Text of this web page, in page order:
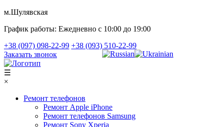
м.Шулявская
График работы: Ежедневно с 10:00 до 19:00
+38 (097) 098-22-99 +38 (093) 510-22-99
Заказать звонок
☰
×
Ремонт телефонов
Ремонт Apple iPhone
Ремонт телефонов Samsung
Ремонт Sony Xperia